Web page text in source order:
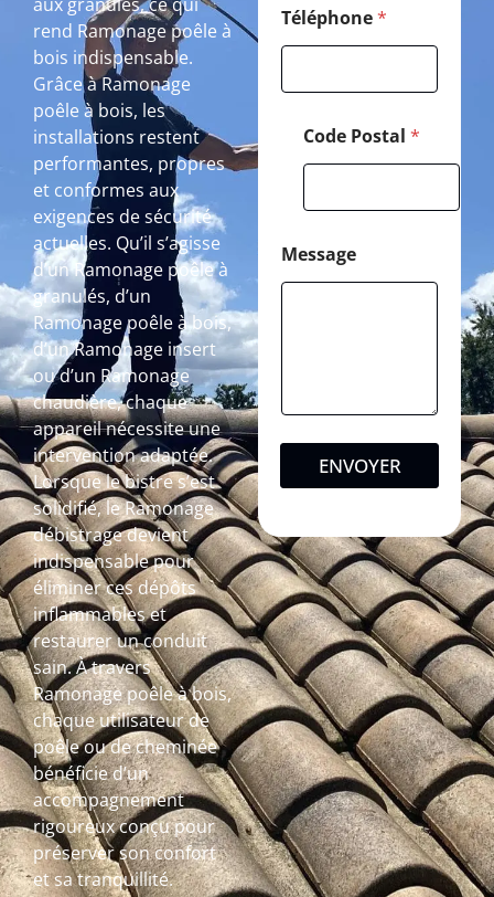
aux granulés, ce qui
rend Ramonage poêle à
bois indispensable.
Grâce à Ramonage
poêle à bois, les
installations restent
performantes, propres
et conformes aux
exigences de sécurité
actuelles. Qu’il s’agisse
d’un Ramonage poêle à
granulés, d’un
Ramonage poêle à bois,
d’un Ramonage insert
ou d’un Ramonage
chaudière, chaque
appareil nécessite une
intervention adaptée.
Lorsque le bistre s’est
solidifié, le Ramonage
débistrage devient
indispensable pour
éliminer ces dépôts
inflammables et
restaurer un conduit
sain. À travers
Ramonage poêle à bois,
chaque utilisateur de
poêle ou de cheminée
bénéficie d’un
accompagnement
rigoureux conçu pour
préserver son confort
et sa tranquillité.
Téléphone*
Code Postal *
Message
ENVOYER